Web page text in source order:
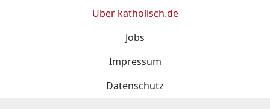
Über katholisch.de
Jobs
Impressum
Datenschutz